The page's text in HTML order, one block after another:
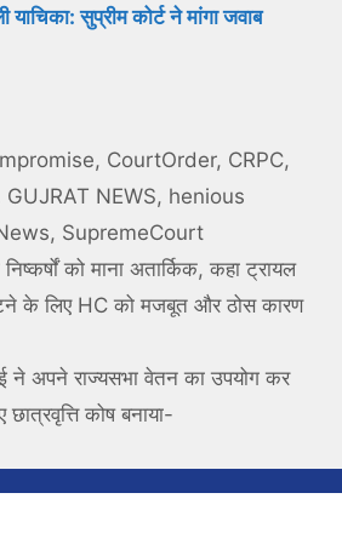
याचिका: सुप्रीम कोर्ट ने मांगा जवाब
, CourtOrder, CRPC,
GUJRAT NEWS, henious
, SupremeCourt
को माना अतार्किक, कहा ट्रायल
के लिए HC को मजबूत और ठोस कारण
ने अपने राज्यसभा वेतन का उपयोग कर
कोष बनाया-